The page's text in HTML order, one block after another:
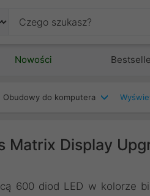
Nowości
Obudowy do komputera
Matrix Display
600 diod LED w kolorze